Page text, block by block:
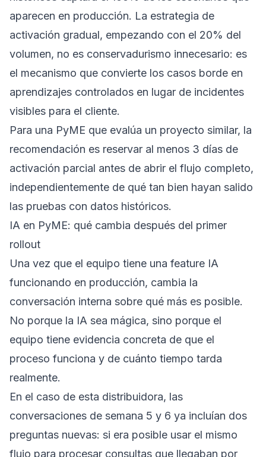
aparecen en producción. La estrategia de
activación gradual, empezando con el 20% del
volumen, no es conservadurismo innecesario: es
el mecanismo que convierte los casos borde en
aprendizajes controlados en lugar de incidentes
visibles para el cliente.
Para una PyME que evalúa un proyecto similar, la
recomendación es reservar al menos 3 días de
activación parcial antes de abrir el flujo completo,
independientemente de qué tan bien hayan salido
las pruebas con datos históricos.
IA en PyME: qué cambia después del primer
rollout
Una vez que el equipo tiene una feature IA
funcionando en producción, cambia la
conversación interna sobre qué más es posible.
No porque la IA sea mágica, sino porque el
equipo tiene evidencia concreta de que el
proceso funciona y de cuánto tiempo tarda
realmente.
En el caso de esta distribuidora, las
conversaciones de semana 5 y 6 ya incluían dos
preguntas nuevas: si era posible usar el mismo
flujo para procesar consultas que llegaban por